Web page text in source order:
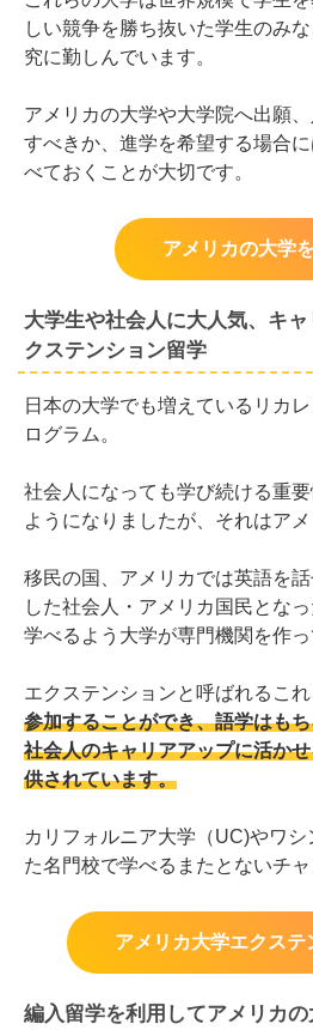
しい競争を勝ち抜いた学生のみ
究に勤しんでいます。
アメリカの大学や大学院へ出願
すべきか、進学を希望する場合
べておくことが大切です。
アメリカの大学
大学生や社会人に大人気、キ
クステンション留学
日本の大学でも増えているリカ
ログラム。
社会人になっても学び続ける重
ようになりましたが、それはアメ
移民の国、アメリカでは英語を
した社会人・アメリカ国民とな
学べるよう大学が専門機関を作っ
エクステンションと呼ばれるこ
参加することができ、語学はも
社会人のキャリアアップに活か
供されています。
カリフォルニア大学（UC)やワ
た名門校で学べるまたとないチャ
アメリカ大学エクステ
編入留学を利用してアメリカ